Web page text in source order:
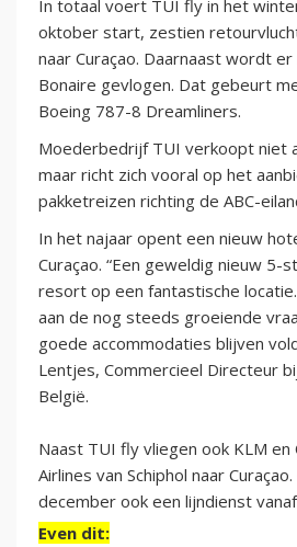
In totaal voert TUI fly in het
oktober start, zestien
naar Curaçao. Daarnaast wordt er
Bonaire gevlogen. Dat gebeurt
Boeing 787-8 Dreamliners.
Moederbedrijf TUI verkoopt niet
maar richt zich vooral op het
pakketreizen richting de ABC-
In het najaar opent een nieuw
Curaçao. “Een geweldig nieuw 5-
resort op een fantastische
aan de nog steeds groeiende
goede accommodaties blijven
Lentjes, Commercieel Directeur
België.
Naast TUI fly vliegen ook KLM en
Airlines van Schiphol naar
december ook een lijndienst
Even dit: